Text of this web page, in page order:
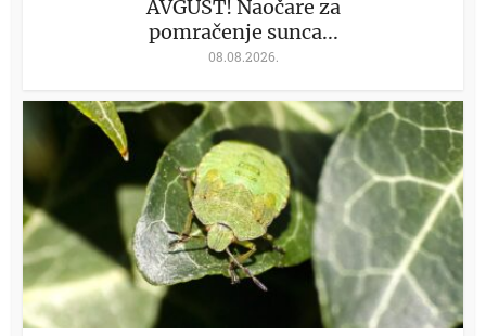
AVGUST! Naočare za
pomračenje sunca...
08.08.2026.